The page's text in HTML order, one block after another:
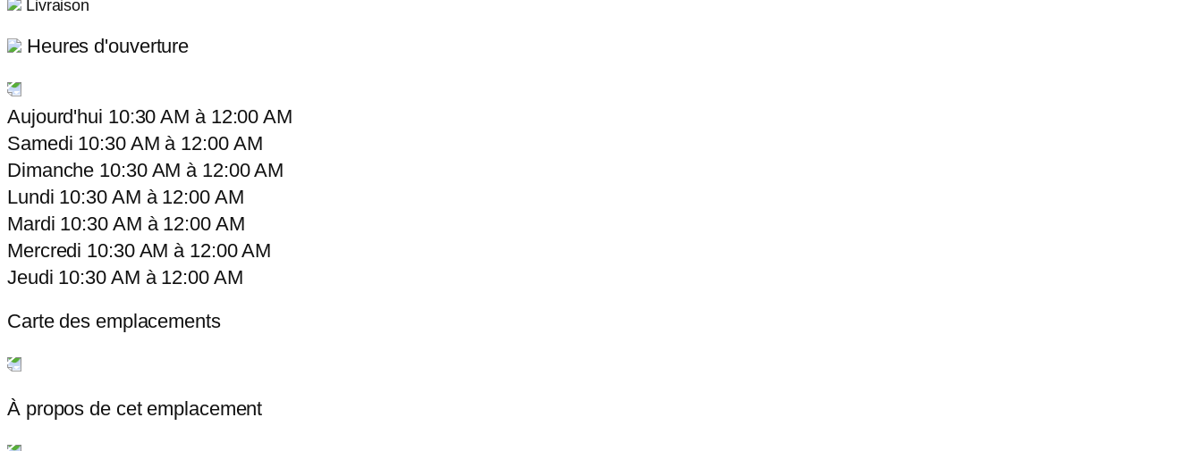
Livraison
Heures d'ouverture
Aujourd'hui 10:30 AM à12:00 AM
Samedi 10:30 AM à12:00 AM
Dimanche 10:30 AM à12:00 AM
Lundi 10:30 AM à12:00 AM
Mardi 10:30 AM à12:00 AM
Mercredi 10:30 AM à12:00 AM
Jeudi 10:30 AM à12:00 AM
Carte des emplacements
À propos de cet emplacement